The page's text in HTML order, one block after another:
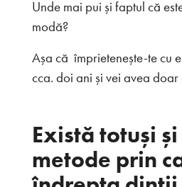
Unde mai pui și faptul că
modă?
Așa că împrietenește-te cu
cca. doi ani și vei avea doar
Există totuși
metode prin